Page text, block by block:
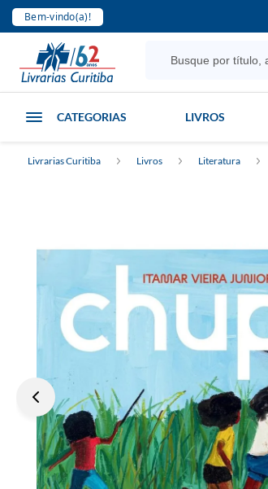
Bem-vindo(a)!
CATEGORIAS LIVROS
Livrarias Curitiba Livros Literatura